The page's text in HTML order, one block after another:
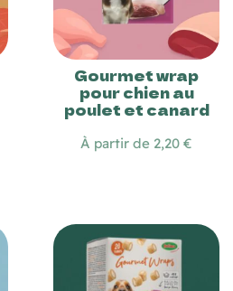
Gourmet wrap
pour chien au
poulet et canard
À partir de 2,20 €